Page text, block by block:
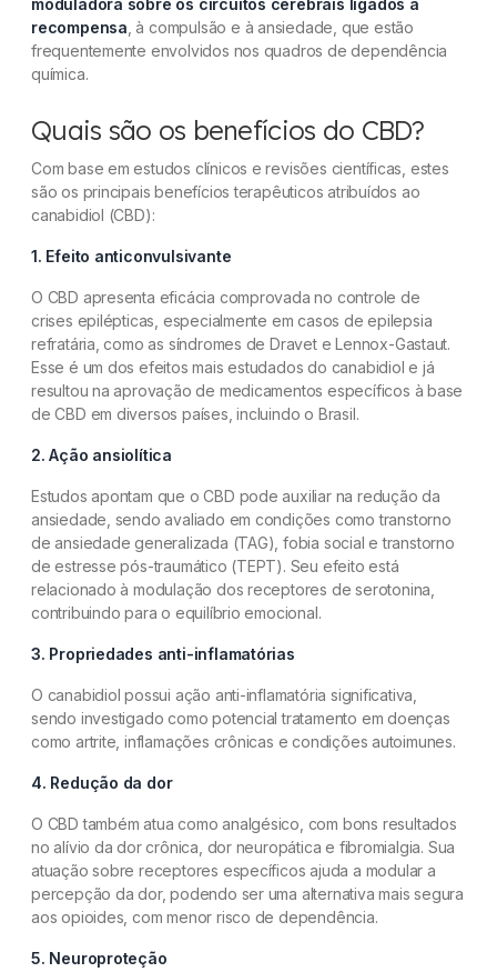
moduladora sobre os circuitos cerebrais ligados à
recompensa , à compulsão e à ansiedade, que estão
frequentemente envolvidos nos quadros de dependência
química.
Quais são os benefícios do CBD?
Com base em estudos clínicos e revisões científicas, estes
são os principais benefícios terapêuticos atribuídos ao
canabidiol (CBD):
1. Efeito anticonvulsivante
O CBD apresenta eficácia comprovada no controle de
crises epilépticas, especialmente em casos de epilepsia
refratária, como as síndromes de Dravet e Lennox-Gastaut.
Esse é um dos efeitos mais estudados do canabidiol e já
resultou na aprovação de medicamentos específicos à base
de CBD em diversos países, incluindo o Brasil.
2. Ação ansiolítica
Estudos apontam que o CBD pode auxiliar na redução da
ansiedade, sendo avaliado em condições como transtorno
de ansiedade generalizada (TAG), fobia social e transtorno
de estresse pós-traumático (TEPT). Seu efeito está
relacionado à modulação dos receptores de serotonina,
contribuindo para o equilíbrio emocional.
3. Propriedades anti-inflamatórias
O canabidiol possui ação anti-inflamatória significativa,
sendo investigado como potencial tratamento em doenças
como artrite, inflamações crônicas e condições autoimunes.
4. Redução da dor
O CBD também atua como analgésico, com bons resultados
no alívio da dor crônica, dor neuropática e fibromialgia. Sua
atuação sobre receptores específicos ajuda a modular a
percepção da dor, podendo ser uma alternativa mais segura
aos opioides, com menor risco de dependência.
5. Neuroproteção